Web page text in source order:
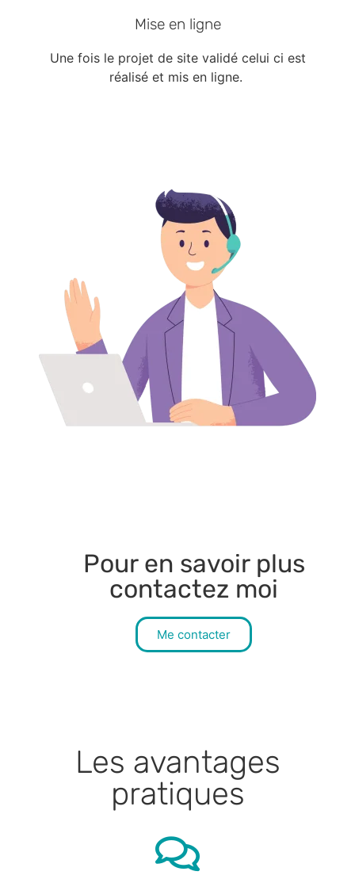
Mise en ligne
Une fois le projet de site validé celui ci est
réalisé et mis en ligne.
Pour en savoir plus
contactez moi
Me contacter
Les avantages
pratiques